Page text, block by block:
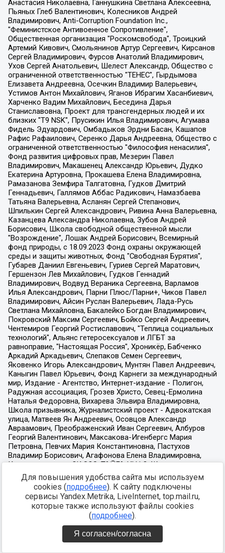
Для повышения удобства сайта мы используем
cookies (подробнее). К сайту подключены
сервисы Yandex.Metrika, LiveInternet, top.mail.ru,
которые также используют файлы cookies
(подробнее).
Я согласен/согласна